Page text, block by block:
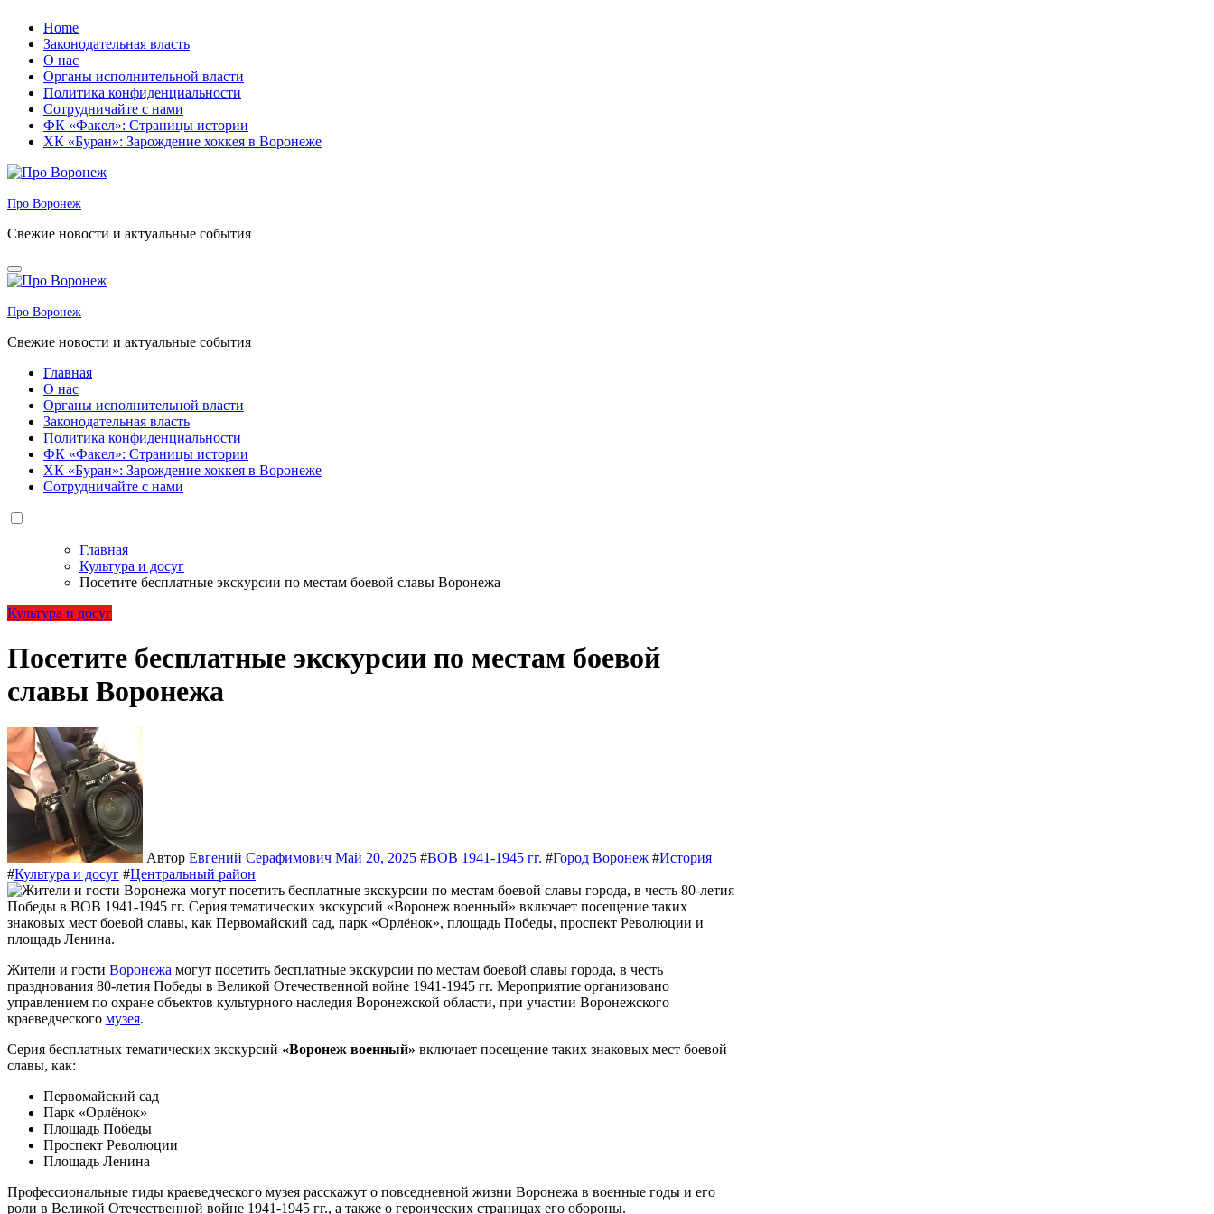
Перейти
содержанию
Home
Законодательная власть
О нас
Органы исполнительной власти
Политика конфиденциальности
Сотрудничайте с нами
ФК «Факел»: Страницы истории
ХК «Буран»: Зарождение хоккея в Воронеже
Про Воронеж
Свежие новости и актуальные события
Про Воронеж
Свежие новости и актуальные события
Главная
О нас
Органы исполнительной власти
Законодательная власть
Политика конфиденциальности
ФК «Факел»: Страницы истории
ХК «Буран»: Зарождение хоккея в Воронеже
Сотрудничайте с нами
Главная
Культура и досуг
Посетите бесплатные экскурсии по местам боевой славы Воронежа
Культура и досуг
Посетите бесплатные экскурсии по местам боевой
славы Воронежа
Автор Евгений Серафимович Май 20, 2025 #ВОВ 1941-1945 гг. #Город Воронеж #История
#Культура и досуг #Центральный район
Жители и гости Воронежа могут посетить бесплатные экскурсии по местам боевой славы города, в честь
празднования 80-летия Победы в Великой Отечественной войне 1941-1945 гг. Мероприятие организовано
управлением по охране объектов культурного наследия Воронежской области, при участии Воронежского
краеведческого музея.
Серия бесплатных тематических экскурсий «Воронеж военный» включает посещение таких знаковых мест боевой
славы, как:
Первомайский сад
Парк «Орлёнок»
Площадь Победы
Проспект Революции
Площадь Ленина
Профессиональные гиды краеведческого музея расскажут о повседневной жизни Воронежа в военные годы и его
роли в Великой Отечественной войне 1941-1945 гг., а также о героических страницах его обороны.